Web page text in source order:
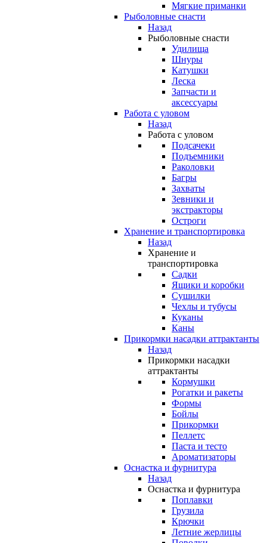
Мягкие приманки
Рыболовные снасти
Назад
Рыболовные снасти
Удилища
Шнуры
Катушки
Леска
Запчасти и
аксессуары
Работа с уловом
Назад
Работа с уловом
Подсачеки
Подъемники
Раколовки
Багры
Захваты
Зевники и
экстракторы
Остроги
Хранение и транспортировка
Назад
Хранение и
транспортировка
Садки
Ящики и коробки
Сушилки
Чехлы и тубусы
Куканы
Каны
Прикормки насадки аттрактанты
Назад
Прикормки насадки
аттрактанты
Кормушки
Рогатки и ракеты
Формы
Бойлы
Прикормки
Пеллетс
Паста и тесто
Ароматизаторы
Оснастка и фурнитура
Назад
Оснастка и фурнитура
Поплавки
Грузила
Крючки
Летние жерлицы